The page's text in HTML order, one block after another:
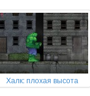
Халк: плохая высота